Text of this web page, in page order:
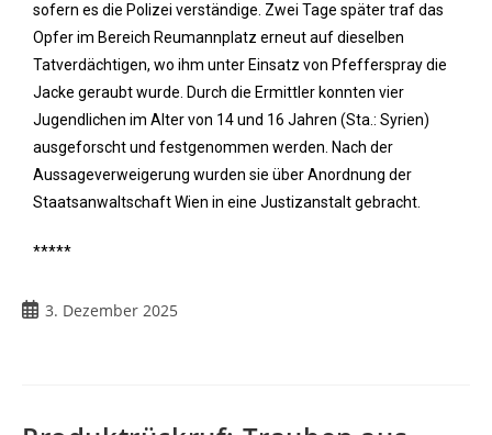
sofern es die Polizei verständige. Zwei Tage später traf das
Opfer im Bereich Reumannplatz erneut auf dieselben
Tatverdächtigen, wo ihm unter Einsatz von Pfefferspray die
Jacke geraubt wurde. Durch die Ermittler konnten vier
Jugendlichen im Alter von 14 und 16 Jahren (Sta.: Syrien)
ausgeforscht und festgenommen werden. Nach der
Aussageverweigerung wurden sie über Anordnung der
Staatsanwaltschaft Wien in eine Justizanstalt gebracht.
*****
3. Dezember 2025